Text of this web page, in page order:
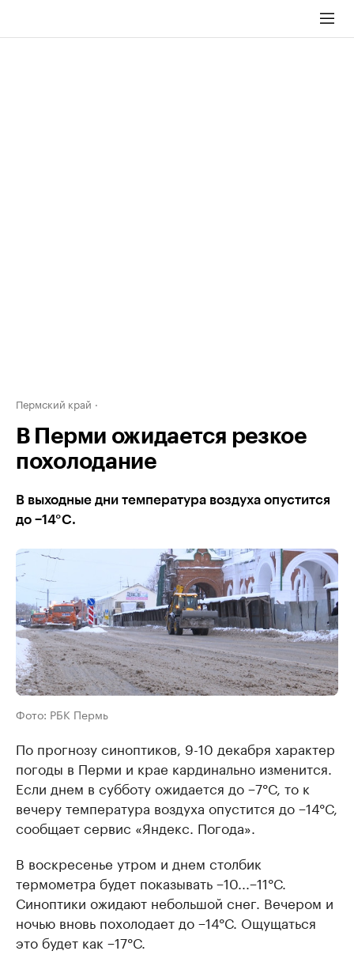
Пермский край
В Перми ожидается резкое
похолодание
В выходные дни температура воздуха опустится
до −14°С.
Фото: РБК Пермь
По прогнозу синоптиков, 9-10 декабря характер
погоды в Перми и крае кардинально изменится.
Если днем в субботу ожидается до −7°С, то к
вечеру температура воздуха опустится до −14°С,
сообщает сервис «Яндекс. Погода».
В воскресенье утром и днем столбик
термометра будет показывать −10...−11°С.
Синоптики ожидают небольшой снег. Вечером и
ночью вновь похолодает до −14°С. Ощущаться
это будет как −17°С.